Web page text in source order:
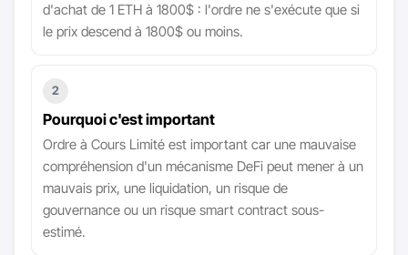
d'achat de 1 ETH à 1800$ : l'ordre ne s'exécute que si
le prix descend à 1800$ ou moins.
2
Pourquoi c'est important
Ordre à Cours Limité est important car une mauvaise
compréhension d'un mécanisme DeFi peut mener à un
mauvais prix, une liquidation, un risque de
gouvernance ou un risque smart contract sous-
estimé.